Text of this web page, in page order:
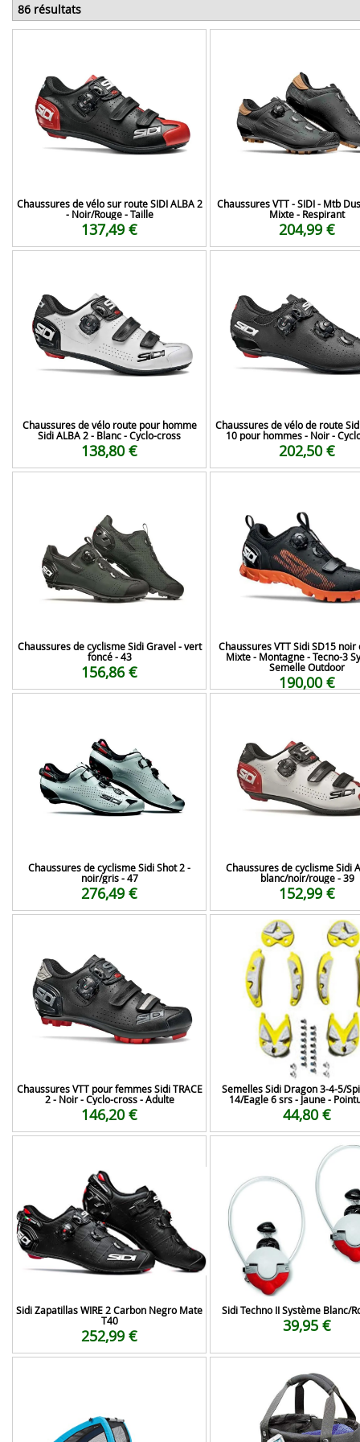
86 résultats
Chaussures de vélo sur route SIDI ALBA 2
- Noir/Rouge - Taille
137,49 €
Chaussures VTT - SIDI - Mtb
Mixte - Respirant
204,99 €
Chaussures de vélo route pour homme
Sidi ALBA 2 - Blanc - Cyclo-cross
138,80 €
Chaussures de vélo de route
10 pour hommes - Noir -
202,50 €
Chaussures de cyclisme Sidi Gravel - vert
foncé - 43
156,86 €
Chaussures VTT Sidi SD15 noir
Mixte - Montagne - Tecno-3
Semelle Outdoor
190,00 €
Chaussures de cyclisme Sidi Shot 2 -
noir/gris - 47
276,49 €
Chaussures de cyclisme Sidi
blanc/noir/rouge - 39
152,99 €
Chaussures VTT pour femmes Sidi TRACE
2 - Noir - Cyclo-cross - Adulte
146,20 €
Semelles Sidi Dragon 3-4-5/
14/Eagle 6 srs - Jaune -
44,80 €
Sidi Zapatillas WIRE 2 Carbon Negro Mate
T40
252,99 €
Sidi Techno II Système Blanc/
39,95 €